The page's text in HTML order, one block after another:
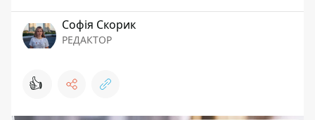
Софія Скорик
РЕДАКТОР
👍